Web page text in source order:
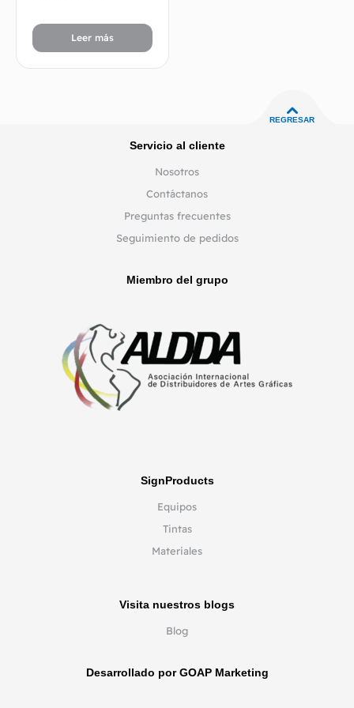
Leer más
REGRESAR
Servicio al cliente
Nosotros
Contáctanos
Preguntas frecuentes
Seguimiento de pedidos
Miembro del grupo
SignProducts
Equipos
Tintas
Materiales
Desarrollado por GOAP Marketing
Visita nuestros blogs
Blog